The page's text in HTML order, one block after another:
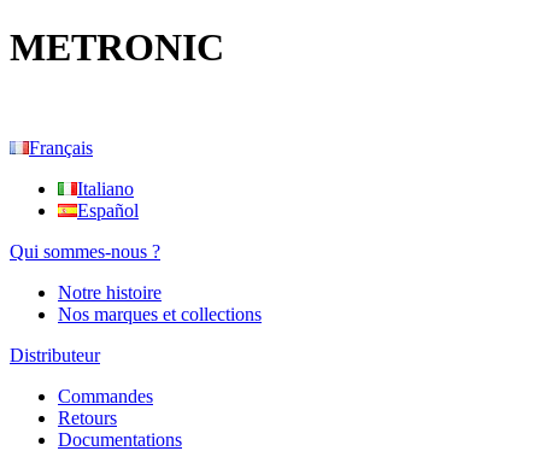
METRONIC
Français
Italiano
Español
Qui sommes-nous ?
Notre histoire
Nos marques et collections
Distributeur
Commandes
Retours
Documentations